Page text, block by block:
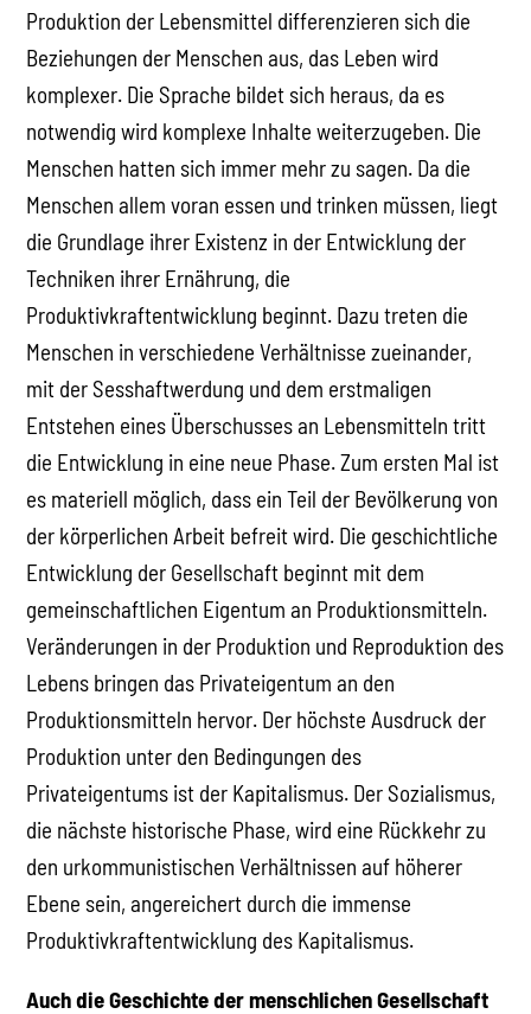
Produktion der Lebensmittel differenzieren sich die
Beziehungen der Menschen aus, das Leben wird
komplexer. Die Sprache bildet sich heraus, da es
notwendig wird komplexe Inhalte weiterzugeben. Die
Menschen hatten sich immer mehr zu sagen. Da die
Menschen allem voran essen und trinken müssen, liegt
die Grundlage ihrer Existenz in der Entwicklung der
Techniken ihrer Ernährung, die
Produktivkraftentwicklung beginnt. Dazu treten die
Menschen in verschiedene Verhältnisse zueinander,
mit der Sesshaftwerdung und dem erstmaligen
Entstehen eines Überschusses an Lebensmitteln tritt
die Entwicklung in eine neue Phase. Zum ersten Mal ist
es materiell möglich, dass ein Teil der Bevölkerung von
der körperlichen Arbeit befreit wird. Die geschichtliche
Entwicklung der Gesellschaft beginnt mit dem
gemeinschaftlichen Eigentum an Produktionsmitteln.
Veränderungen in der Produktion und Reproduktion des
Lebens bringen das Privateigentum an den
Produktionsmitteln hervor. Der höchste Ausdruck der
Produktion unter den Bedingungen des
Privateigentums ist der Kapitalismus. Der Sozialismus,
die nächste historische Phase, wird eine Rückkehr zu
den urkommunistischen Verhältnissen auf höherer
Ebene sein, angereichert durch die immense
Produktivkraftentwicklung des Kapitalismus.
Auch die Geschichte der menschlichen Gesellschaft